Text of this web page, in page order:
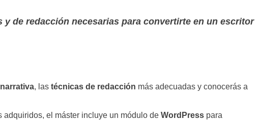
de redacción necesarias para convertirte en un escritor
, las técnicas de redacción más adecuadas y conocerás a
adquiridos, el máster incluye un módulo de WordPress para